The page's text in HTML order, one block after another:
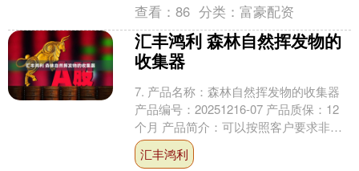
查看：86 分类：富豪配资
汇丰鸿利 森林自然挥发物的
收集器
7. 产品名称：森林自然挥发物的收集器
产品编号：20251216-07 产品质保：12
个月 产品简介：可以按照客户要求非标
定制，以下为产品的可供参考的：技术
参....
汇丰鸿利